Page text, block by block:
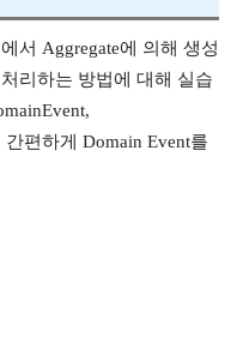
서 Aggregate에 의해 생성
리하는 방법에 대해 실습
간편하게 Domain Event를